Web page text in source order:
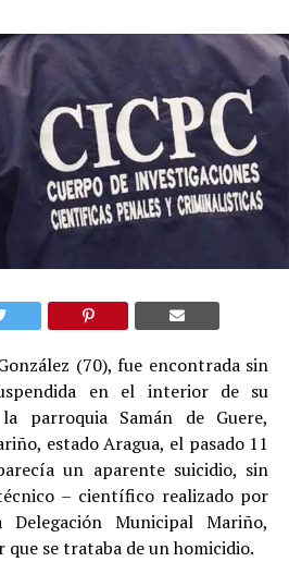
(70), fue encontrada sin
en el interior de su
parroquia Samán de Guere,
estado Aragua, el pasado 11
un aparente suicidio, sin
– científico realizado por
Municipal Mariño,
se trataba de un homicidio.